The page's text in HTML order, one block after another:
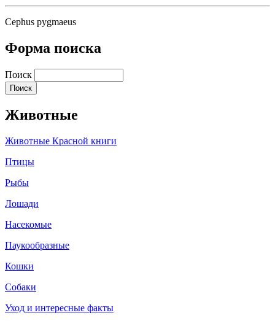
Cephus pygmaeus
Форма поиска
Поиск
Животные
Животные Красной книги
Птицы
Рыбы
Лошади
Насекомые
Паукообразные
Кошки
Собаки
Уход и интересные факты